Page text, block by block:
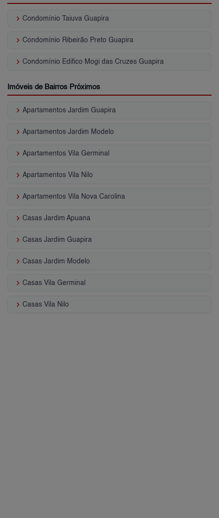
keyboard_arrow_right Condomínio Taiuva Guapira
keyboard_arrow_right Condomínio Ribeirão Preto Guapira
keyboard_arrow_right Condomínio Edifico Mogi das Cruzes Guapira
Imóveis de Bairros Próximos
keyboard_arrow_right Apartamentos Jardim Guapira
keyboard_arrow_right Apartamentos Jardim Modelo
keyboard_arrow_right Apartamentos Vila Germinal
keyboard_arrow_right Apartamentos Vila Nilo
keyboard_arrow_right Apartamentos Vila Nova Carolina
keyboard_arrow_right Casas Jardim Apuana
keyboard_arrow_right Casas Jardim Guapira
keyboard_arrow_right Casas Jardim Modelo
keyboard_arrow_right Casas Vila Germinal
keyboard_arrow_right Casas Vila Nilo